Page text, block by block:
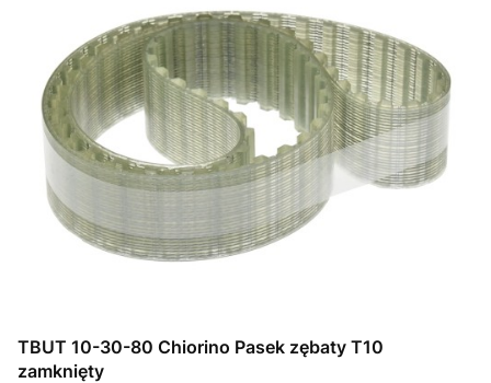
TBUT 10-30-80 Chiorino Pasek zębaty T10
zamknięty